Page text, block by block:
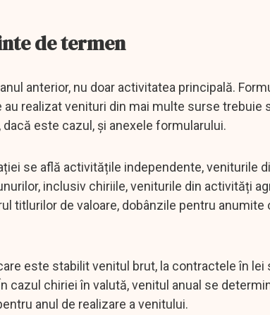
de termen
anterior, nu doar activitatea principală.
realizat venituri din mai multe surse trebuie
este cazul, și anexele formularului.
se află activitățile independente, veniturile
inclusiv chiriile, veniturile din activități
titlurilor de valoare, dobânzile pentru anumite
este stabilit venitul brut, la contractele în lei
chiriei în valută, venitul anual se
anul de realizare a venitului.